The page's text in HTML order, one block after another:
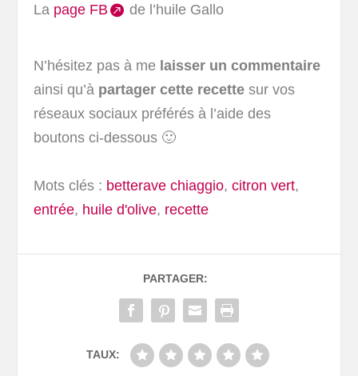
La page FB de l’huile Gallo
N’hésitez pas à me laisser un commentaire
ainsi qu’à partager cette recette sur vos
réseaux sociaux préférés à l’aide des
boutons ci-dessous 🙂
Mots clés : betterave chiaggio,citron vert,
entrée, huile d'olive, recette
PARTAGER:
TAUX: